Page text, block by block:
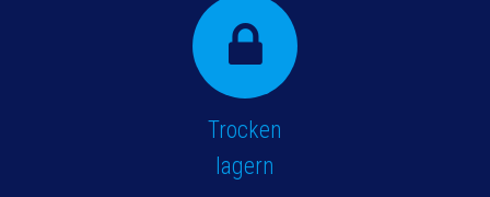
Trocken
lagern